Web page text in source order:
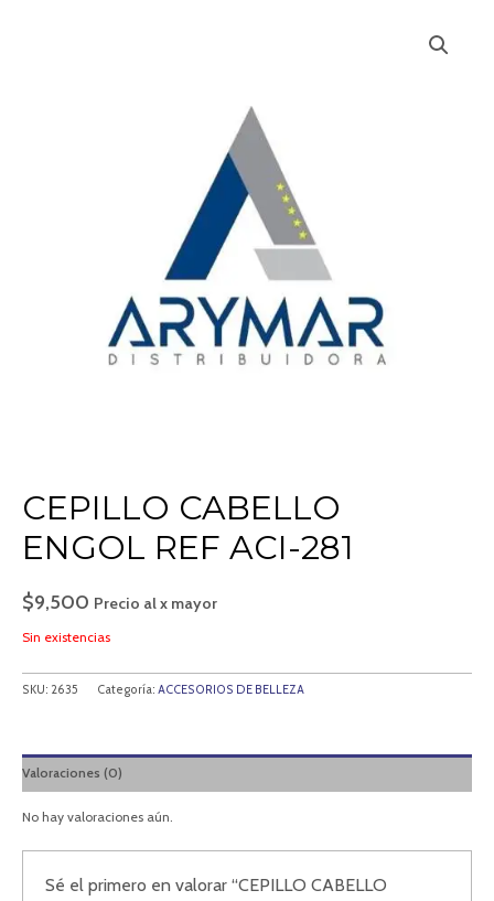
CEPILLO CABELLO
ENGOL REF ACI-281
$9,500 Precio al x mayor
Sin existencias
SKU: 2635 Categoría: ACCESORIOS DE BELLEZA
Valoraciones (0)
No hay valoraciones aún.
Sé el primero en valorar “CEPILLO CABELLO